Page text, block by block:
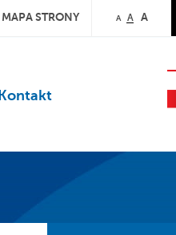
MAPA STRONY A A A
Kontakt